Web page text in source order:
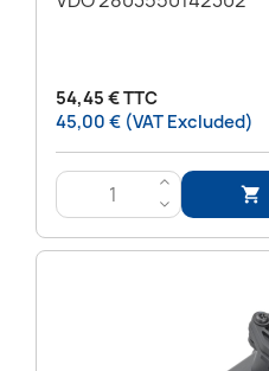
54,45 € TTC
45,00 € (VAT Excluded)
>
<
